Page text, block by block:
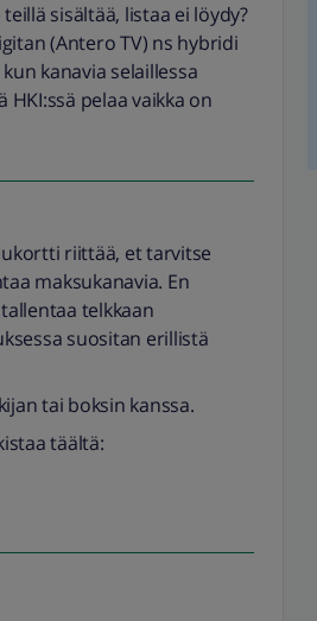
sisältää, listaa ei löydy?
(Antero TV) ns hybridi
kanavia selaillessa
pelaa vaikka on
riittää, et tarvitse
maksukanavia. En
telkkaan
suositan erillistä
tai boksin kanssa.
täältä: